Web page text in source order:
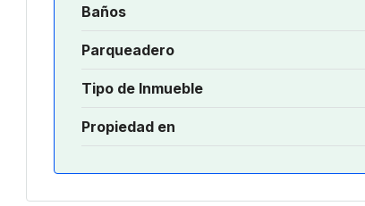
Baños
Parqueadero
Tipo de Inmueble
Propiedad en